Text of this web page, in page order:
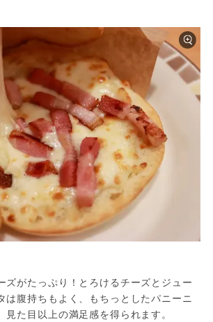
ズがたっぷり！とろけるチーズとジュー
は腹持ちもよく、もちっとしたパニーニ
た目以上の満足感を得られます。